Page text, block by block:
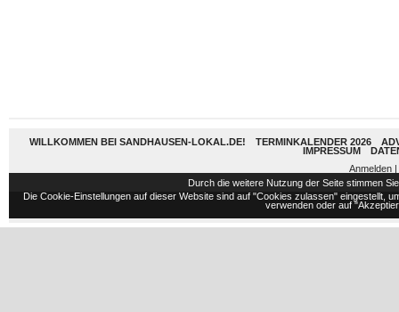
WILLKOMMEN BEI SANDHAUSEN-LOKAL.DE! TERMINKALENDER 2026
IMPRESSUM
Anmelden
Durch die weitere Nutzung der Seite stimmen
Die Cookie-Einstellungen auf dieser Website sind auf "Cookies zulassen" eingestellt,
verwenden oder auf